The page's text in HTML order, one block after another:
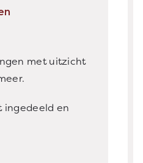
met uitzicht
ingedeeld en